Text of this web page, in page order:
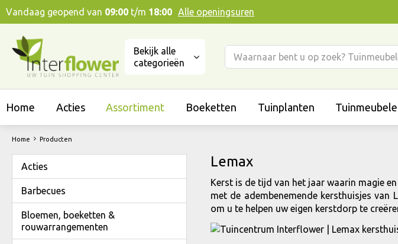
Ga
naar
Home Producten
Vandaag geopend van 09:00 t/m 18:00 Alle openingsuren
Bekijk alle
categorieën
Home Acties Assortiment Boeketten Tuinplanten
Lemax
Kerst is de tijd van het jaar waarin magie
met de adembenemende kersthuisjes van
om u te helpen uw eigen kerstdorp te
Acties
Barbecues
Bloemen, boeketten &
rouwarrangementen